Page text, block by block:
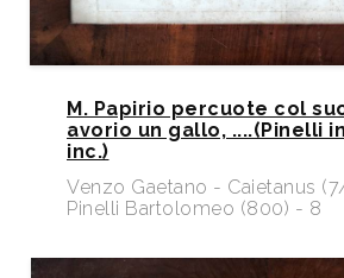
M. Papirio percuote col
avorio un gallo, ....(Pinelli
inc.)
Venzo Gaetano - Caietanus
Pinelli Bartolomeo (800) - 8